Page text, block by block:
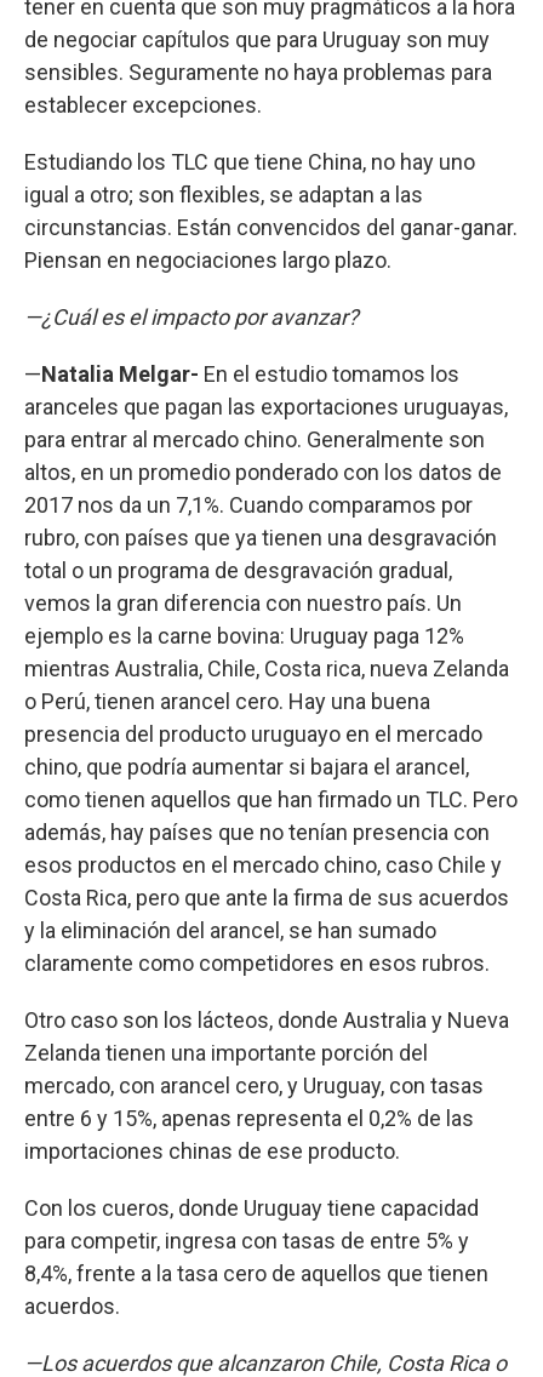
tener en cuenta que son muy pragmáticos a la hora
de negociar capítulos que para Uruguay son muy
sensibles. Seguramente no haya problemas para
establecer excepciones.
Estudiando los TLC que tiene China, no hay uno
igual a otro; son flexibles, se adaptan a las
circunstancias. Están convencidos del ganar-ganar.
Piensan en negociaciones largo plazo.
—¿Cuál es el impacto por avanzar?
—Natalia Melgar- En el estudio tomamos los
aranceles que pagan las exportaciones uruguayas,
para entrar al mercado chino. Generalmente son
altos, en un promedio ponderado con los datos de
2017 nos da un 7,1%. Cuando comparamos por
rubro, con países que ya tienen una desgravación
total o un programa de desgravación gradual,
vemos la gran diferencia con nuestro país. Un
ejemplo es la carne bovina: Uruguay paga 12%
mientras Australia, Chile, Costa rica, nueva Zelanda
o Perú, tienen arancel cero. Hay una buena
presencia del producto uruguayo en el mercado
chino, que podría aumentar si bajara el arancel,
como tienen aquellos que han firmado un TLC. Pero
además, hay países que no tenían presencia con
esos productos en el mercado chino, caso Chile y
Costa Rica, pero que ante la firma de sus acuerdos
y la eliminación del arancel, se han sumado
claramente como competidores en esos rubros.
Otro caso son los lácteos, donde Australia y Nueva
Zelanda tienen una importante porción del
mercado, con arancel cero, y Uruguay, con tasas
entre 6 y 15%, apenas representa el 0,2% de las
importaciones chinas de ese producto.
Con los cueros, donde Uruguay tiene capacidad
para competir, ingresa con tasas de entre 5% y
8,4%, frente a la tasa cero de aquellos que tienen
acuerdos.
—Los acuerdos que alcanzaron Chile, Costa Rica o